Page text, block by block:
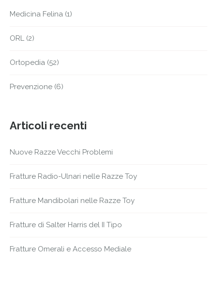
Medicina Felina (1)
ORL (2)
Ortopedia (52)
Prevenzione (6)
Articoli recenti
Nuove Razze Vecchi Problemi
Fratture Radio-Ulnari nelle Razze Toy
Fratture Mandibolari nelle Razze Toy
Fratture di Salter Harris del II Tipo
Fratture Omerali e Accesso Mediale